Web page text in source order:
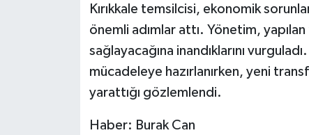
Kırıkkale temsilcisi, ekonomik
önemli adımlar attı. Yönetim,
sağlayacağına inandıklarını
mücadeleye hazırlanırken, yeni
yarattığı gözlemlendi.
Haber: Burak Can